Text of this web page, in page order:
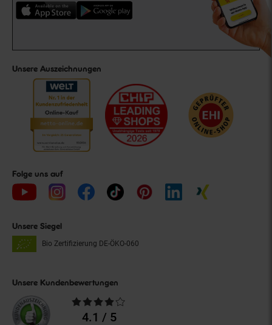
Unsere Auszeichnungen
Folge uns auf
Unsere Siegel
Bio Zertifizierung DE-ÖKO-060
Unsere Kundenbewertungen
Durchschnittliche
Bewertungen4.1 / 5